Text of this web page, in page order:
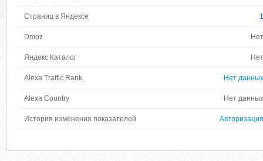
Страниц в Яндексе 1
Dmoz Нет
Яндекс Каталог Нет
Alexa Traffic Rank Нет данных
Alexa Country Нет данных
История изменения показателей Авторизация